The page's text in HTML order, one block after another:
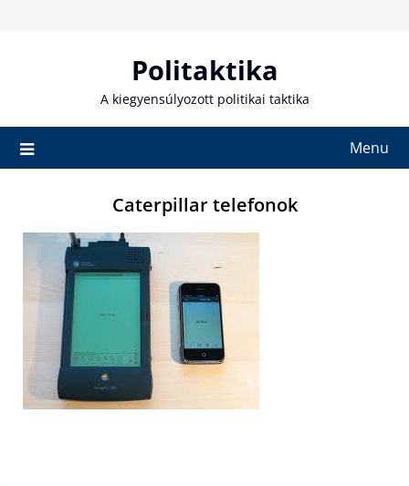
Politaktika
A kiegyensúlyozott politikai taktika
Menu
Caterpillar telefonok